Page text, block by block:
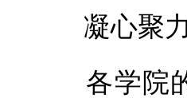
凝心聚力·
各学院的